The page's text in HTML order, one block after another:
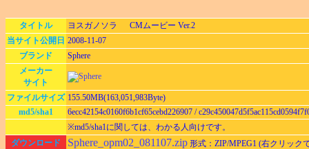
タイトル
ヨスガノソラ CMムービー Ver.2
当サイト公開日 2008-11-07
ブランド
Sphere
メーカー
サイト
ファイルサイズ 155.50MB(163,051,983Byte)
md5/sha1
6ecc42154c0160f6b1cf65cebd226907 /
※md5/sha1に関しては、わかる人向けです。
ダウンロード
Sphere_opm02_081107.zip 形式：ZIP/MPEG1 (右クリック